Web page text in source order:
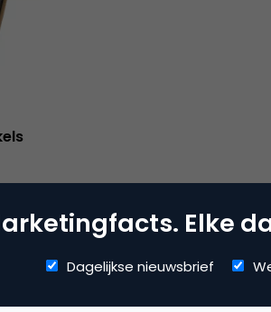
Elke
Dagelijkse nieuwsbrief